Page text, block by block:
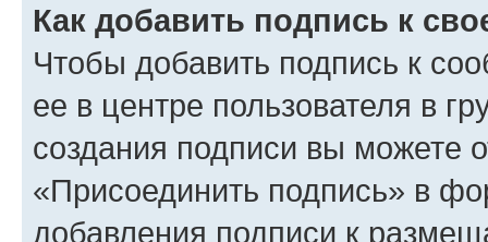
Как добавить подпись к
Чтобы добавить подпись к
ее в центре пользователя в
создания подписи вы можете
«Присоединить подпись» в
добавления подписи к